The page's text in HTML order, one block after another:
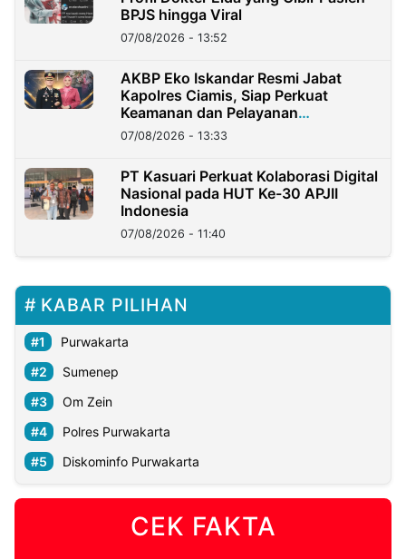
BPJS hingga Viral
07/08/2026 - 13:52
AKBP Eko Iskandar Resmi Jabat
Kapolres Ciamis, Siap Perkuat
Keamanan dan Pelayanan
Masyarakat
07/08/2026 - 13:33
PT Kasuari Perkuat Kolaborasi Digital
Nasional pada HUT Ke-30 APJII
Indonesia
07/08/2026 - 11:40
KABAR PILIHAN
Purwakarta
Sumenep
Om Zein
Polres Purwakarta
Diskominfo Purwakarta
CEK FAKTA